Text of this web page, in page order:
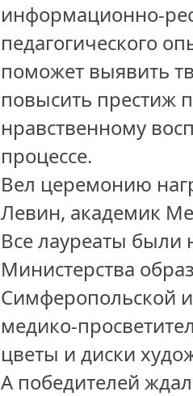
информационно-
педагогического
поможет выявить
повысить престиж
нравственному
процессе.
Вел церемонию
Левин, академик
Все лауреаты
Министерства
Симферопольской
медико-
цветы и диски
А победителей